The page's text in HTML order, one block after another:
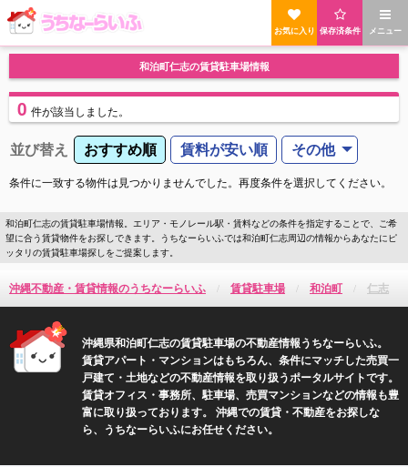
メニュー
保存済条件
お気に入り
和泊町仁志の賃貸駐車場情報
0 件が該当しました。
並び替え おすすめ順 賃料が安い順 その他
条件に一致する物件は見つかりませんでした。再度条件を選択してください。
和泊町仁志の賃貸駐車場情報。エリア・モノレール駅・賃料などの条件を指定することで、ご希
望に合う賃貸物件をお探しできます。うちなーらいふでは和泊町仁志周辺の情報からあなたにピ
ッタリの賃貸駐車場探しをご提案します。
沖縄不動産・賃貸情報のうちなーらいふ 賃貸駐車場 和泊町 仁志
沖縄県和泊町仁志の賃貸駐車場の不動産情報うちなーらいふ。
賃貸アパート・マンションはもちろん、条件にマッチした売買一
戸建て・土地などの不動産情報を取り扱うポータルサイトです。
賃貸オフィス・事務所、駐車場、売買マンションなどの情報も豊
富に取り扱っております。 沖縄での賃貸・不動産をお探しな
ら、うちなーらいふにお任せください。